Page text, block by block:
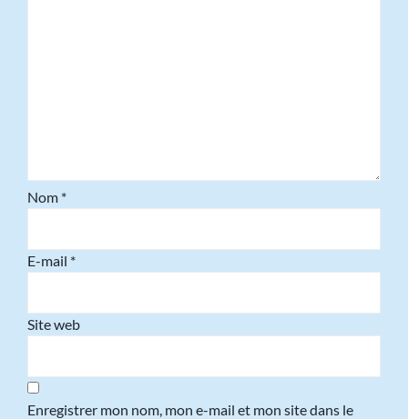
Nom *
E-mail *
Site web
Enregistrer mon nom, mon e-mail et mon site dans le